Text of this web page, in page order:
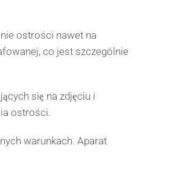
ostrości nawet na
co jest szczególnie
się na zdjęciu i
ostrości.
warunkach. Aparat